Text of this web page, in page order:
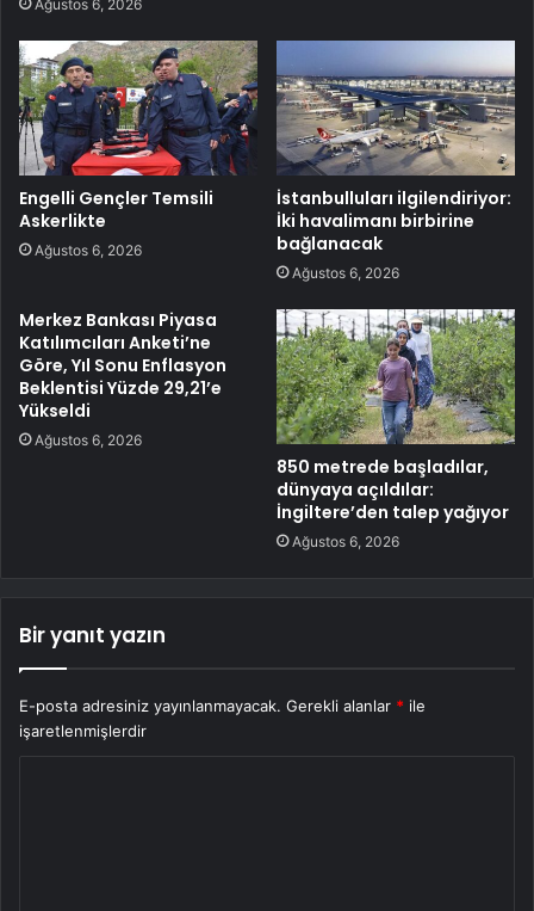
Ağustos 6, 2026
Engelli Gençler Temsili
Askerlikte
Ağustos 6, 2026
İstanbulluları ilgilendiriyor:
İki havalimanı birbirine
bağlanacak
Ağustos 6, 2026
Merkez Bankası Piyasa
Katılımcıları Anketi’ne
Göre, Yıl Sonu Enflasyon
Beklentisi Yüzde 29,21’e
Yükseldi
Ağustos 6, 2026
850 metrede başladılar,
dünyaya açıldılar:
İngiltere’den talep yağıyor
Ağustos 6, 2026
Bir yanıt yazın
E-posta adresiniz yayınlanmayacak. Gerekli alanlar * ile
işaretlenmişlerdir